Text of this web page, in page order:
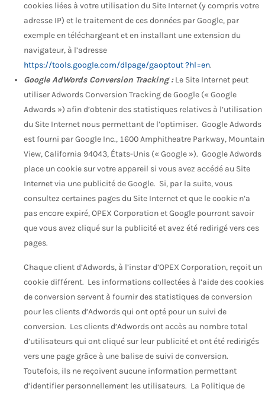
cookies liées à votre utilisation du Site Internet (y compris votre
adresse IP) et le traitement de ces données par Google, par
exemple en téléchargeant et en installant une extension du
navigateur, à l’adresse
https://tools.google.com/dlpage/gaoptout ?hl=en.
Google AdWords Conversion Tracking :Le Site Internet peut
utiliser Adwords Conversion Tracking de Google (« Google
Adwords ») afin d’obtenir des statistiques relatives à l’utilisation
du Site Internet nous permettant de l’optimiser. Google Adwords
est fourni par Google Inc., 1600 Amphitheatre Parkway, Mountain
View, California 94043, États-Unis (« Google »). Google Adwords
place un cookie sur votre appareil si vous avez accédé au Site
Internet via une publicité de Google. Si, par la suite, vous
consultez certaines pages du Site Internet et que le cookie n’a
pas encore expiré, OPEX Corporation et Google pourront savoir
que vous avez cliqué sur la publicité et avez été redirigé vers ces
pages.
Chaque client d’Adwords, à l’instar d’OPEX Corporation, reçoit un
cookie différent. Les informations collectées à l’aide des cookies
de conversion servent à fournir des statistiques de conversion
pour les clients d’Adwords qui ont opté pour un suivi de
conversion. Les clients d’Adwords ont accès au nombre total
d’utilisateurs qui ont cliqué sur leur publicité et ont été redirigés
vers une page grâce à une balise de suivi de conversion.
Toutefois, ils ne reçoivent aucune information permettant
d’identifier personnellement les utilisateurs. La Politique de